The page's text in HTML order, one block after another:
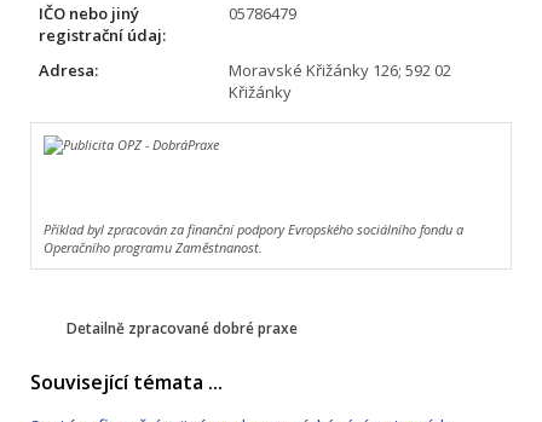
IČO nebo jiný
registrační údaj:
05786479
Adresa:
Moravské Křižánky 126; 592 02
Křižánky
Příklad byl zpracován za finanční podpory Evropského sociálního fondu a
Operačního programu Zaměstnanost.
Detailně zpracované dobré praxe
Související témata ...